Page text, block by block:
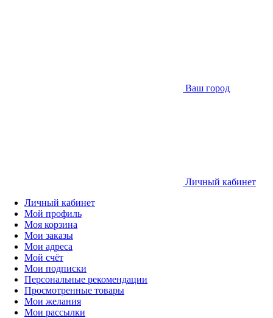
Ваш город
Личный кабинет
Личный кабинет
Мой профиль
Моя корзина
Мои заказы
Мои адреса
Мой счёт
Мои подписки
Персональные рекомендации
Просмотренные товары
Мои желания
Мои рассылки